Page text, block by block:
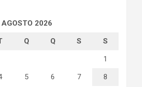
AGOSTO 2026
Q Q S S
1
5 6 7 8